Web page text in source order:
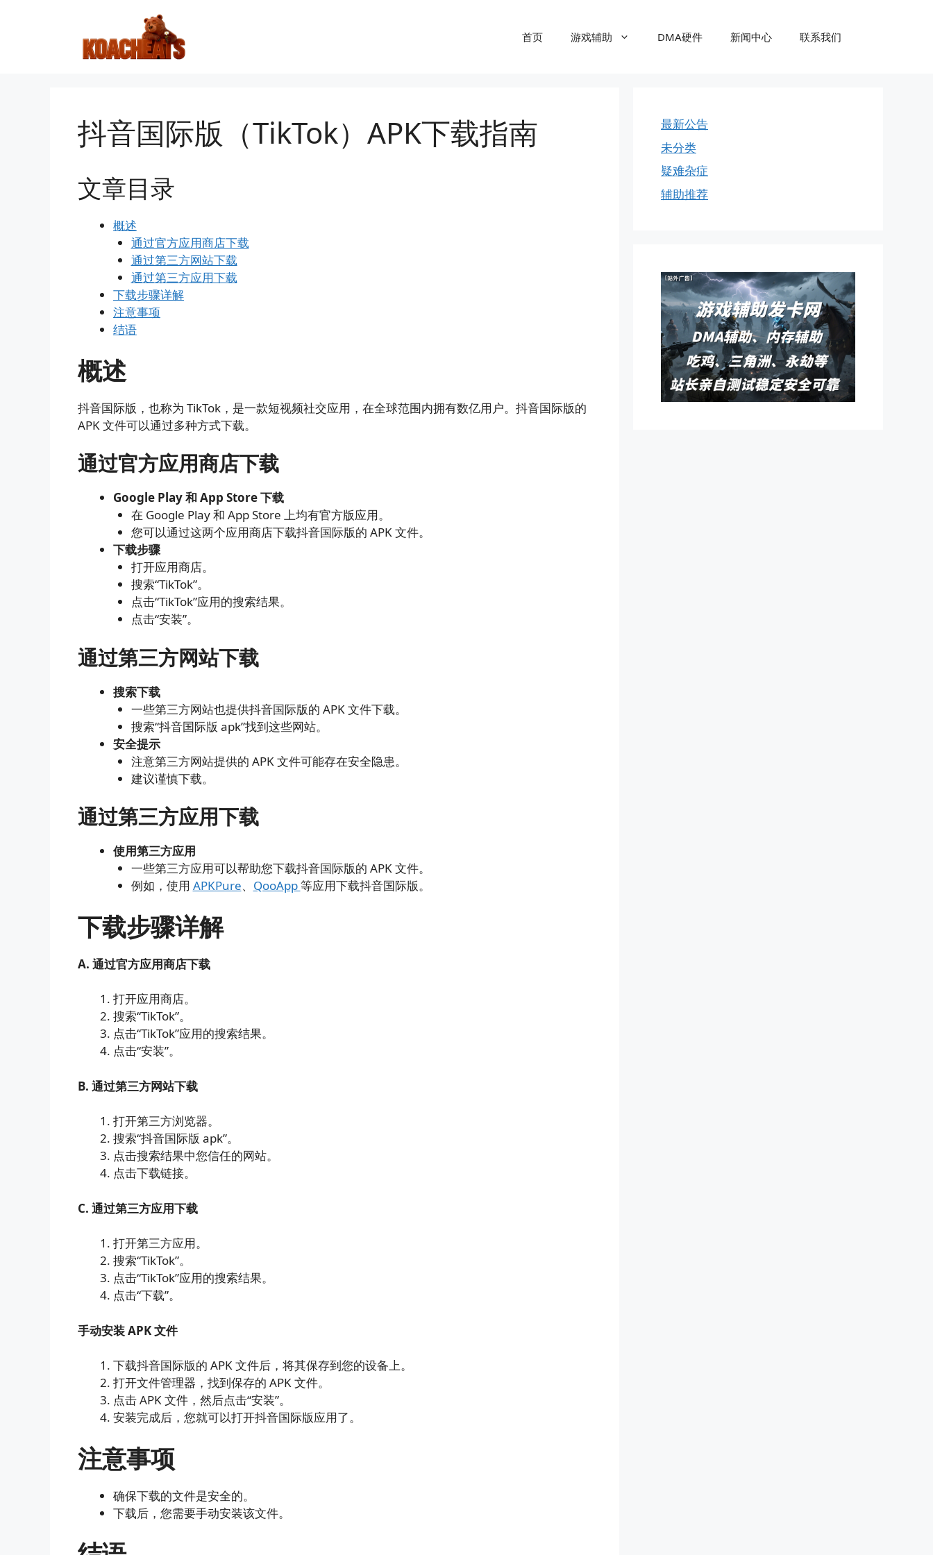
首页 游戏辅助 DMA硬件 新闻中心 联系我们
抖音国际版（TikTok）APK下载指南
文章目录
概述
通过官方应用商店下载
通过第三方网站下载
通过第三方应用下载
下载步骤详解
注意事项
结语
概述
抖音国际版，也称为 TikTok，是一款短视频社交应用，在全球范围内拥有数亿用户。抖音国际版的
APK 文件可以通过多种方式下载。
通过官方应用商店下载
Google Play 和 App Store 下载
在 Google Play 和 App Store 上均有官方版应用。
您可以通过这两个应用商店下载抖音国际版的 APK 文件。
下载步骤
打开应用商店。
搜索“TikTok”。
点击“TikTok”应用的搜索结果。
点击“安装”。
通过第三方网站下载
搜索下载
一些第三方网站也提供抖音国际版的 APK 文件下载。
搜索“抖音国际版 apk”找到这些网站。
安全提示
注意第三方网站提供的 APK 文件可能存在安全隐患。
建议谨慎下载。
通过第三方应用下载
使用第三方应用
一些第三方应用可以帮助您下载抖音国际版的 APK 文件。
例如，使用 APKPure、 QooApp等应用下载抖音国际版。
下载步骤详解
A. 通过官方应用商店下载
打开应用商店。
搜索“TikTok”。
点击“TikTok”应用的搜索结果。
点击“安装”。
B. 通过第三方网站下载
打开第三方浏览器。
搜索“抖音国际版 apk”。
点击搜索结果中您信任的网站。
点击下载链接。
C. 通过第三方应用下载
打开第三方应用。
搜索“TikTok”。
点击“TikTok”应用的搜索结果。
点击“下载”。
手动安装 APK 文件
下载抖音国际版的 APK 文件后，将其保存到您的设备上。
打开文件管理器，找到保存的 APK 文件。
点击 APK 文件，然后点击“安装”。
安装完成后，您就可以打开抖音国际版应用了。
注意事项
确保下载的文件是安全的。
下载后，您需要手动安装该文件。
最新公告
未分类
疑难杂症
辅助推荐